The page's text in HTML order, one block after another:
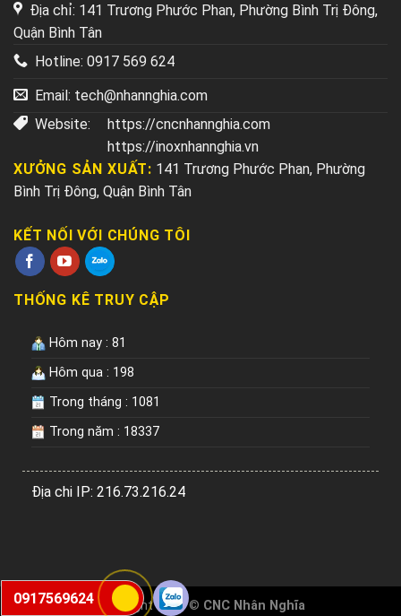
0917569624
Địa chỉ: 141 Trương Phước Phan, Phường Bình Trị Đông,
Quận Bình Tân
Hotline: 0917 569 624
Email: tech@nhannghia.com
Website:
https://cncnhannghia.com
https://inoxnhannghia.vn
XƯỞNG SẢN XUẤT: 141 Trương Phước Phan, Phường
Bình Trị Đông, Quận Bình Tân
KẾT NỐI VỚI CHÚNG TÔI
THỐNG KÊ TRUY CẬP
Hôm nay : 81
Hôm qua : 198
Trong tháng : 1081
Trong năm : 18337
Địa chi IP: 216.73.216.24
Copyright 2026 © CNC Nhân Nghĩa